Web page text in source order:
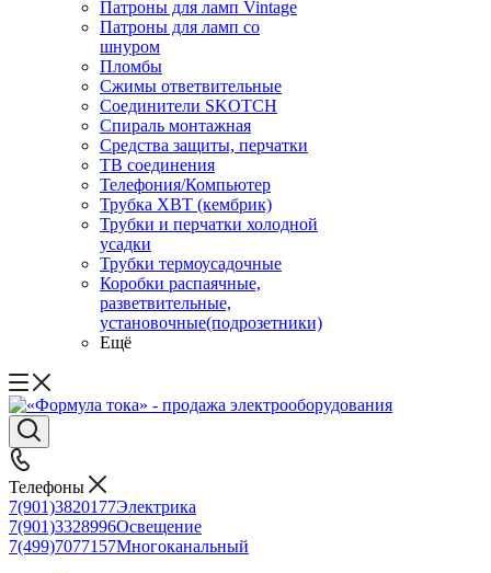
Патроны для ламп Vintage
Патроны для ламп со
шнуром
Пломбы
Сжимы ответвительные
Соединители SKOTCH
Спираль монтажная
Средства защиты, перчатки
ТВ соединения
Телефония/Компьютер
Трубка ХВТ (кембрик)
Трубки и перчатки холодной
усадки
Трубки термоусадочные
Коробки распаячные,
разветвительные,
установочные(подрозетники)
Ещё
Телефоны
7(901)3820177Электрика
7(901)3328996Освещение
7(499)7077157Многоканальный